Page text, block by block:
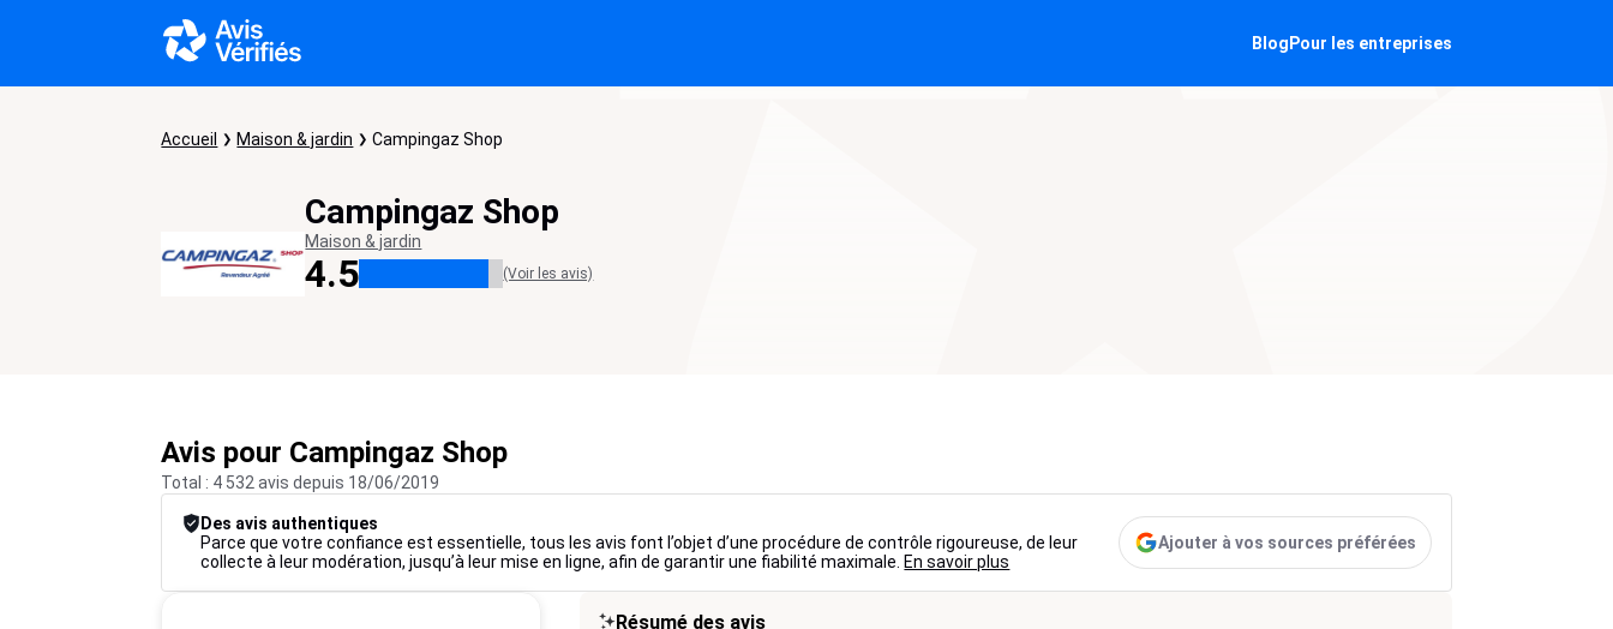
Blog Pour les entreprises
Accueil Maison & jardin Campingaz Shop
Campingaz Shop
Maison & jardin
4.5 (Voir les avis)
Avis pour Campingaz Shop
Total : 4 532 avis depuis 18/06/2019
Des avis authentiques
Parce que votre confiance est essentielle, tous les avis font l’objet d’une procédure de contrôle rigoureuse, de leur
collecte à leur modération, jusqu’à leur mise en ligne, afin de garantir une fiabilité maximale. En savoir plus
Ajouter à vos sources préférées
Résumé des avis